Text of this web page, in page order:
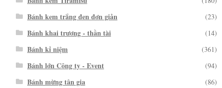
Bánh kem trắng đen đơn giản (23)
Bánh khai trương - thần tài (14)
Bánh kỉ niệm (361)
Bánh lớn Công ty - Event (94)
Bánh mừng tân gia (86)